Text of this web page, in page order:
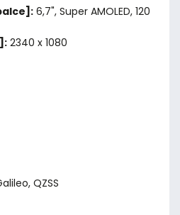
6,7", Super AMOLED, 120
2340 x 1080
QZSS